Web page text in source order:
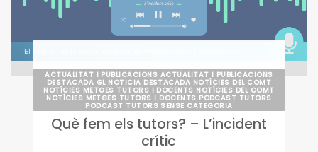
ACTUALITAT I PUBLICACIONS ACTUALITAT I PUBLICACIONS
DESTACADA GL NOTICIA DESTACADA NOTÍCIES DEL COMT
NOTÍCIES METGES TUTORS I DOCENTS NOTÍCIES DEL COMT
NOTÍCIES METGES TUTORS I DOCENTS PODCAST TUTORS
PODCAST TUTORS SENSE CATEGORIA
Què fem els tutors? – L’incident
crític